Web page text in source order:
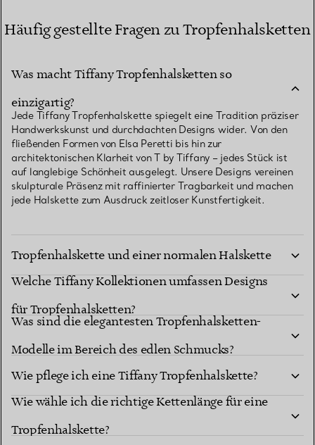
Häufig gestellte Fragen zu Tropfenhalsketten
Was macht Tiffany Tropfenhalsketten so
einzigartig?
Jede Tiffany Tropfenhalskette spiegelt eine Tradition präziser
Handwerkskunst und durchdachten Designs wider. Von den
fließenden Formen von Elsa Peretti bis hin zur
architektonischen Klarheit von T by Tiffany – jedes Stück ist
auf langlebige Schönheit ausgelegt. Unsere Designs vereinen
skulpturale Präsenz mit raffinierter Tragbarkeit und machen
jede Halskette zum Ausdruck zeitloser Kunstfertigkeit.
Tropfenhalskette und einer normalen Halskette
mit Anhänger?
Welche Tiffany Kollektionen umfassen Designs
für Tropfenhalsketten?
Was sind die elegantesten Tropfenhalsketten-
Modelle im Bereich des edlen Schmucks?
Wie pflege ich eine Tiffany Tropfenhalskette?
Wie wähle ich die richtige Kettenlänge für eine
Tropfenhalskette?
Ist eine Tiffany Tropfenhalskette ein